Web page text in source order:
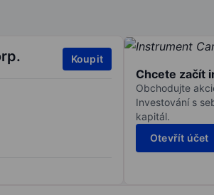
Koupit
Chcete začít
Obchodujte
Investování s
kapitál.
Otevřít účet